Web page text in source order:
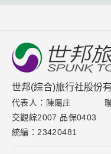
聯絡我們
下載專區
取消訂單說明
隱私權保護政策
世邦(綜合)旅行社股份
代表人：陳屬庄
交觀綜2007 品保0403
統編：23420481